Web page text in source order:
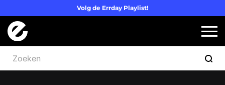
Volg de Errday Playlist!